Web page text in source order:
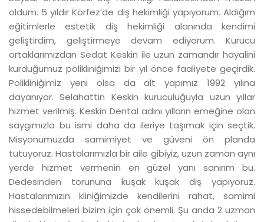
oldum. 5 yıldır Körfez’de diş hekimliği yapıyorum. Aldığım
eğitimlerle estetik diş hekimliği alanında kendimi
geliştirdim, geliştirmeye devam ediyorum. Kurucu
ortaklarımızdan Sedat Keskin ile uzun zamandır hayalini
kurduğumuz polikliniğimizi bir yıl önce faaliyete geçirdik.
Polikliniğimiz yeni olsa da alt yapımız 1992 yılına
dayanıyor. Selahattin Keskin kuruculuğuyla uzun yıllar
hizmet verilmiş. Keskin Dental adını yılların emeğine olan
saygımızla bu ismi daha da ileriye taşımak için seçtik.
Misyonumuzda samimiyet ve güveni ön planda
tutuyoruz. Hastalarımızla bir aile gibiyiz, uzun zaman aynı
yerde hizmet vermenin en güzel yanı sanırım bu.
Dedesinden torununa kuşak kuşak diş yapıyoruz.
Hastalarımızın kliniğimizde kendilerini rahat, samimi
hissedebilmeleri bizim için çok önemli. Şu anda 2 uzman